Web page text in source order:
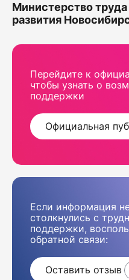
Министерство
развития
Перейдите к
чтобы узнать о
поддержки
Официальная
Если информация
столкнулись с
поддержки,
обратной связи:
Оставить отзыв